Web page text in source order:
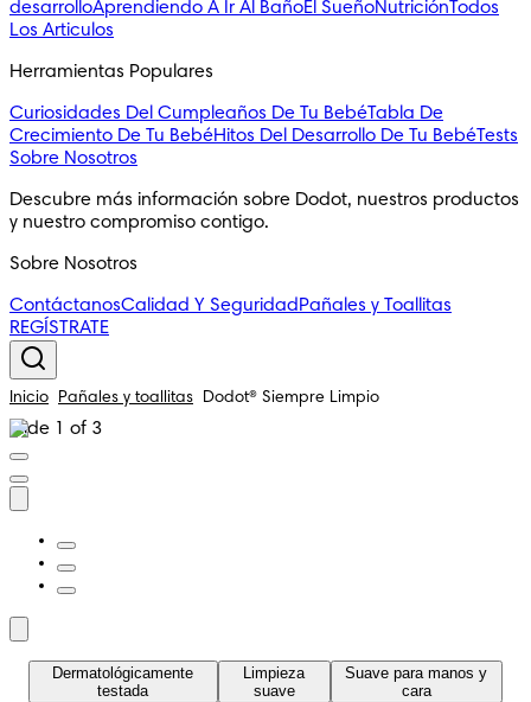
desarrolloAprendiendo A Ir Al BañoEl SueñoNutriciónTodos
Los Articulos
Herramientas Populares
Curiosidades Del Cumpleaños De Tu BebéTabla De
Crecimiento De Tu BebéHitos Del Desarrollo De Tu BebéTests
Sobre Nosotros
Descubre más información sobre Dodot, nuestros productos
y nuestro compromiso contigo.
Sobre Nosotros
ContáctanosCalidad Y Seguridad Pañales y Toallitas
REGÍSTRATE
Inicio Pañales y toallitas Dodot® Siempre Limpio
Slide 1 of 3
Dermatológicamente
testada
Limpieza
suave
Suave para manos y
cara